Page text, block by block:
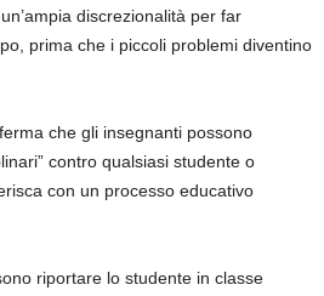
discrezionalità per far
prima che i piccoli problemi diventino
che gli insegnanti possono
contro qualsiasi studente o
con un processo educativo
riportare lo studente in classe